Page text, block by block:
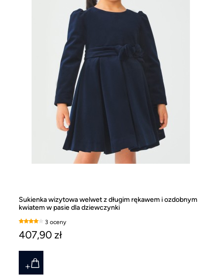
Sukienka wizytowa welwet z długim rękawem i ozdobnym
kwiatem w pasie dla dziewczynki
3 oceny
407,90 zł